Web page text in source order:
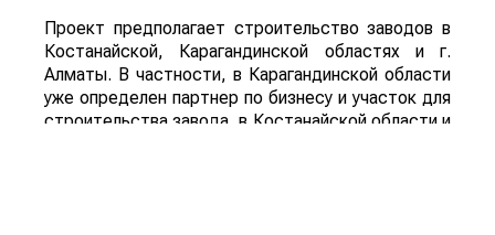
Проект предполагает строительство заводов в
Костанайской, Карагандинской областях и г.
Алматы. В частности, в Карагандинской области
уже определен партнер по бизнесу и участок для
строительства завода, в Костанайской области и